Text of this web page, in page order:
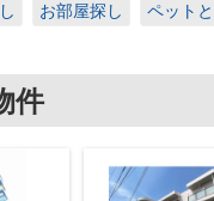
お部屋探し ペット
件